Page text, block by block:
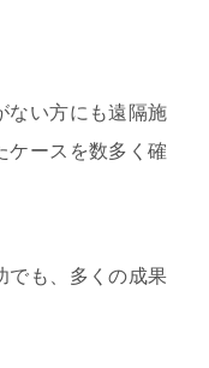
ない方にも遠隔施
ケースを数多く確
でも、多くの成果